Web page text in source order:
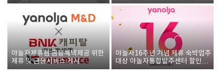
야놀자제휴점 금융혜택제공 위한
제휴 및 금융서비스 게시
야놀자16주년 기념 제휴 숙박업주
대상 야놀자통합발주센터 할인쿠
폰 증정